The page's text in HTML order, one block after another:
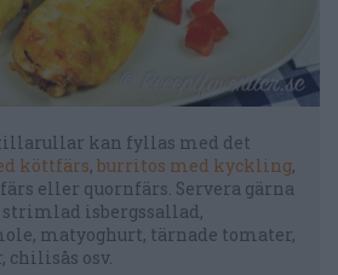
kan fyllas med det
köttfärs, burritos med kyckling,
eller quornfärs. Servera gärna
isbergssallad,
matyoghurt, tärnade tomater,
chilisås osv.